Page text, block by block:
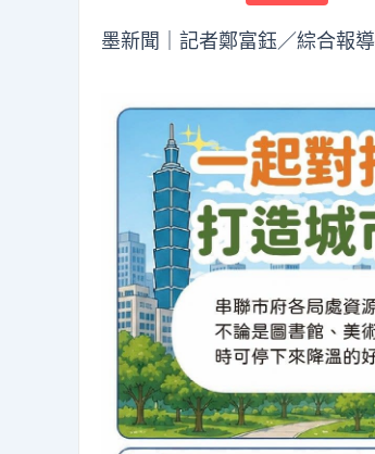
墨新聞 ｜記者鄭富鈺／綜合報導